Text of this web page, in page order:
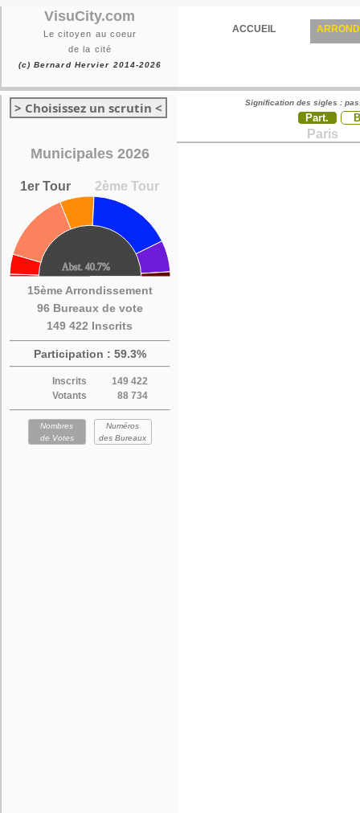
VisuCity.com
Le citoyen au coeur
de la cité
(c) Bernard Hervier 2014-2026
ACCUEIL
> Choisissez un scrutin <
Municipales 2026
1er Tour 2ème Tour
15ème Arrondissement
96 Bureaux de vote
149 422 Inscrits
Participation : 59.3%
Inscrits
149 422
Votants
88 734
Nombres
de Votes
Numéros
des Bureaux
Signification des sigles :
Part.
Paris